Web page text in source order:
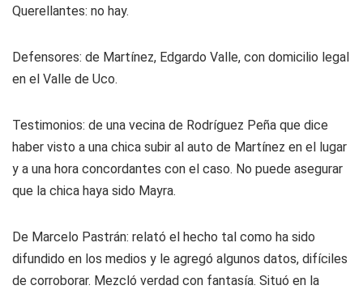
Querellantes: no hay.
Defensores: de Martínez, Edgardo Valle, con domicilio legal
en el Valle de Uco.
Testimonios: de una vecina de Rodríguez Peña que dice
haber visto a una chica subir al auto de Martínez en el lugar
y a una hora concordantes con el caso. No puede asegurar
que la chica haya sido Mayra.
De Marcelo Pastrán: relató el hecho tal como ha sido
difundido en los medios y le agregó algunos datos, difíciles
de corroborar. Mezcló verdad con fantasía. Situó en la